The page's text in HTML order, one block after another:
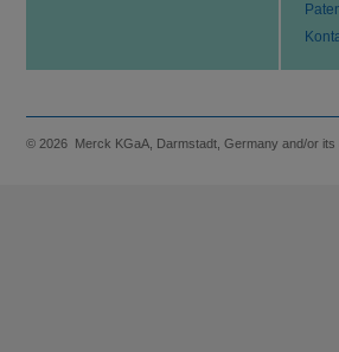
© 2026 Merck KGaA, Darmstadt, Germany and/or its